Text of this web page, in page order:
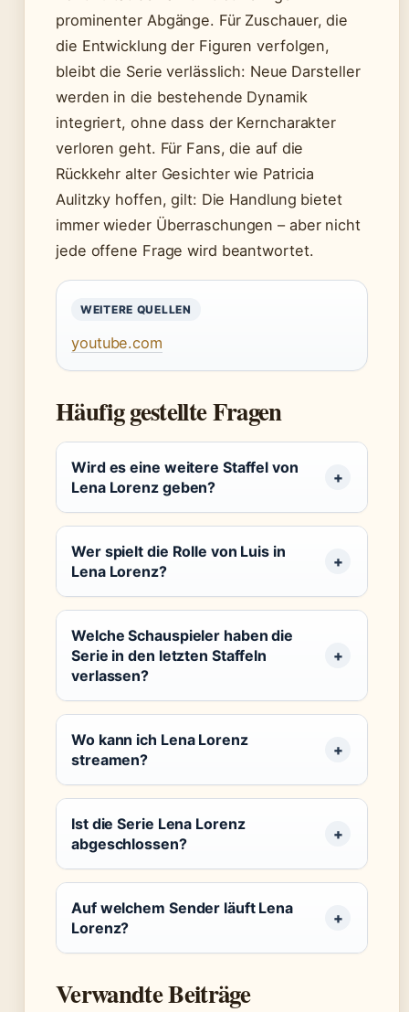
prominenter Abgänge. Für Zuschauer, die
die Entwicklung der Figuren verfolgen,
bleibt die Serie verlässlich: Neue Darsteller
werden in die bestehende Dynamik
integriert, ohne dass der Kerncharakter
verloren geht. Für Fans, die auf die
Rückkehr alter Gesichter wie Patricia
Aulitzky hoffen, gilt: Die Handlung bietet
immer wieder Überraschungen – aber nicht
jede offene Frage wird beantwortet.
WEITERE QUELLEN
youtube.com
Häufig gestellte Fragen
Wird es eine weitere Staffel von
Lena Lorenz geben?
Wer spielt die Rolle von Luis in
Lena Lorenz?
Welche Schauspieler haben die
Serie in den letzten Staffeln
verlassen?
Wo kann ich Lena Lorenz
streamen?
Ist die Serie Lena Lorenz
abgeschlossen?
Auf welchem Sender läuft Lena
Lorenz?
Verwandte Beiträge